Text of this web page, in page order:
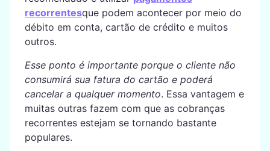
recorrentesque podem acontecer por meio do
débito em conta, cartão de crédito e muitos
outros.
Esse ponto é importante porque o cliente não
consumirá sua fatura do cartão e poderá
cancelar a qualquer momento. Essa vantagem e
muitas outras fazem com que as cobranças
recorrentes estejam se tornando bastante
populares.